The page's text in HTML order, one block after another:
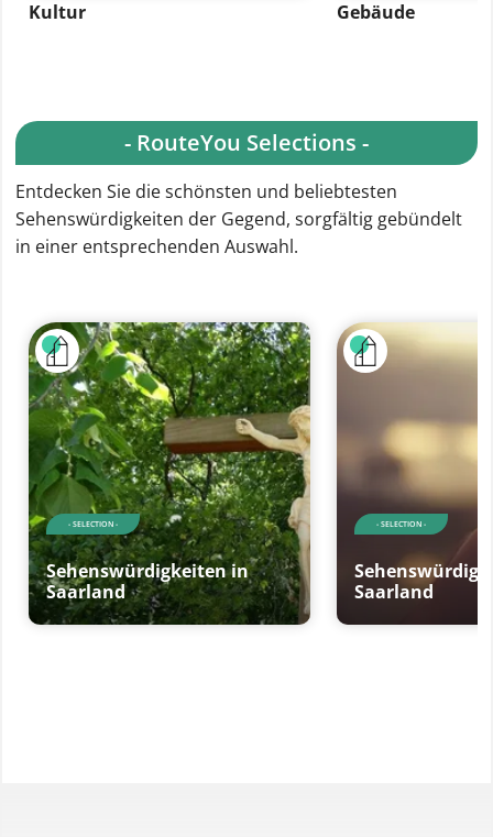
Kultur Gebäude
- RouteYou Selections -
Entdecken Sie die schönsten und beliebtesten
Sehenswürdigkeiten der Gegend, sorgfältig gebündelt
in einer entsprechenden Auswahl.
- SELECTION -
Sehenswürdigkeiten in
Saarland
- SELECTION -
Saarland